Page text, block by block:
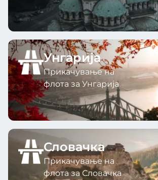
Унгарија
Прикачување на
флота за Унгарија
Словачка
Прикачување на
флота за Словачка